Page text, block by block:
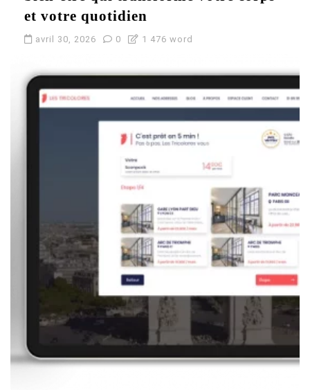
et votre quotidien
avril 30, 2026 0 1 476 word